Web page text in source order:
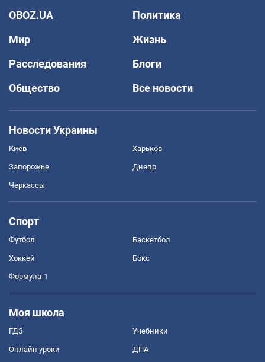
OBOZ.UA
Политика
Мир
Жизнь
Расследования
Блоги
Общество
Все новости
Новости Украины
Киев Харьков
Запорожье Днепр
Черкассы
Спорт
Футбол Баскетбол
Хоккей Бокс
Формула-1
Моя школа
ГДЗ Учебники
Онлайн уроки ДПА